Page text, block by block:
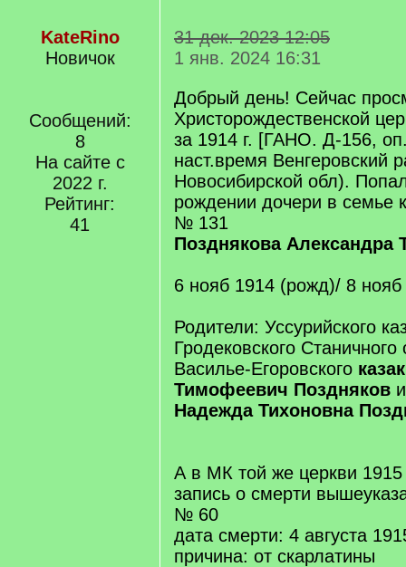
KateRino
Новичок
Сообщений:
8
На сайте с
2022 г.
Рейтинг:
41
31 дек. 2023 12:05
1 янв. 2024 16:31
Добрый день! Сейчас
Христорождественской
за 1914 г. [ГАНО. Д-156,
наст.время Венгеровский
Новосибирской обл).
рождении дочери в семье
№ 131
Позднякова Александра
6 нояб 1914 (рожд)/ 8
Родители: Уссурийского
Гродековского Станичного
Василье-Егоровского
Тимофеевич Поздняков
Надежда Тихоновна
А в МК той же церкви 1915
запись о смерти
№ 60
дата смерти: 4 августа
причина: от скарлатины